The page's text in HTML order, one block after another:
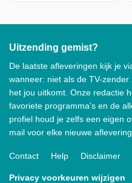
Uitzending gemist?
De laatste afleveringen kijk je
wanneer: niet als de TV-
het jou uitkomt. Onze redactie
favoriete programma's en de
profiel houd je zelfs een eigen
mail voor elke nieuwe
Contact Help Disclaimer
Privacy voorkeuren wijzigen